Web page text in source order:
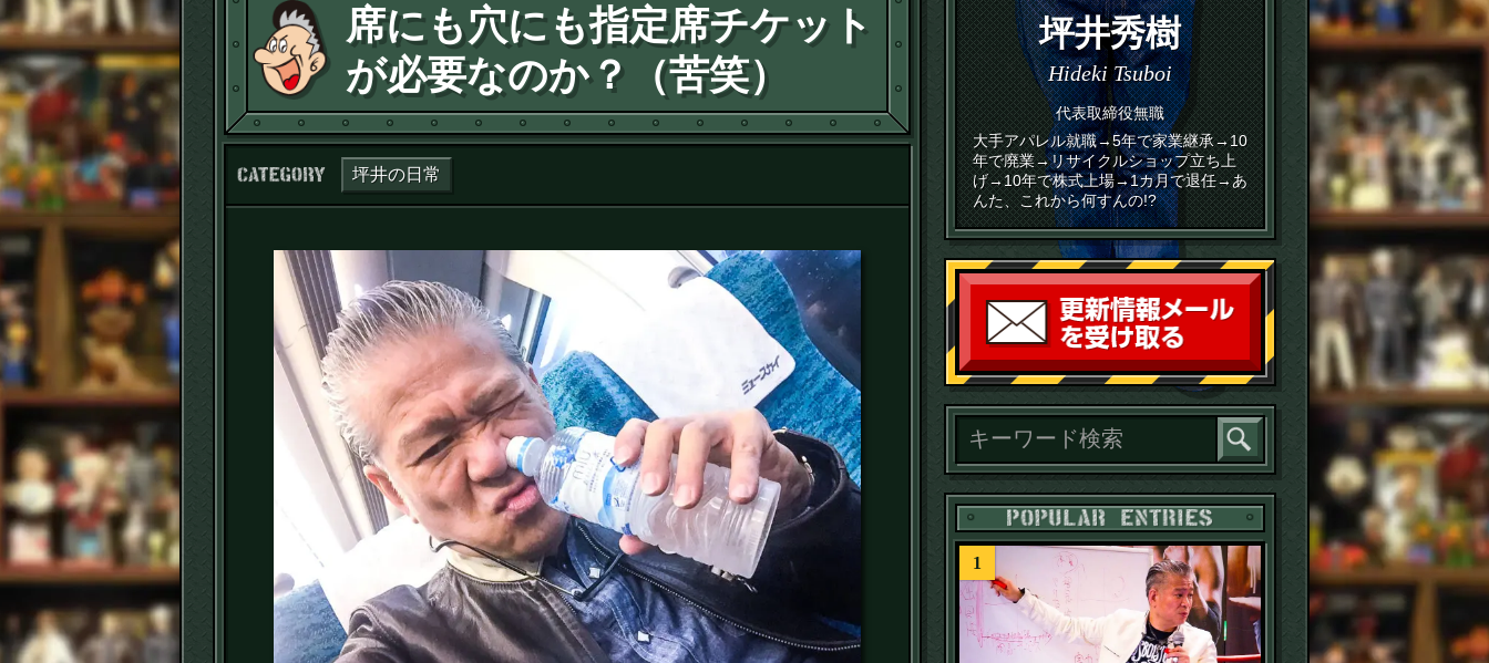
席にも穴にも指定席チケット
が必要なのか？（苦笑）
カテゴリー：
坪井の日常
坪井秀樹
Hideki Tsuboi
代表取締役無職
大手アパレル就職→5年で家業継承→10
年で廃業→リサイクルショップ立ち上
げ→10年で株式上場→1カ月で退任→あ
んた、これから何すんの!?
読者登録
POPULAR ENTRIES
1